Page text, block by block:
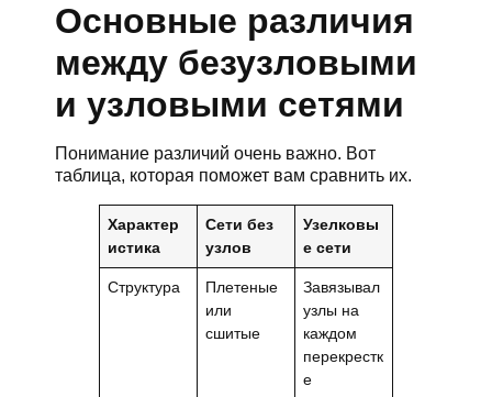
Основные различия
между безузловыми
и узловыми сетями
Понимание различий очень важно. Вот
таблица, которая поможет вам сравнить их.
Характер
истика
Сети без
узлов
Узелковы
е сети
Структура
Плетеные
или
сшитые
Завязывал
узлы на
каждом
перекрестк
е